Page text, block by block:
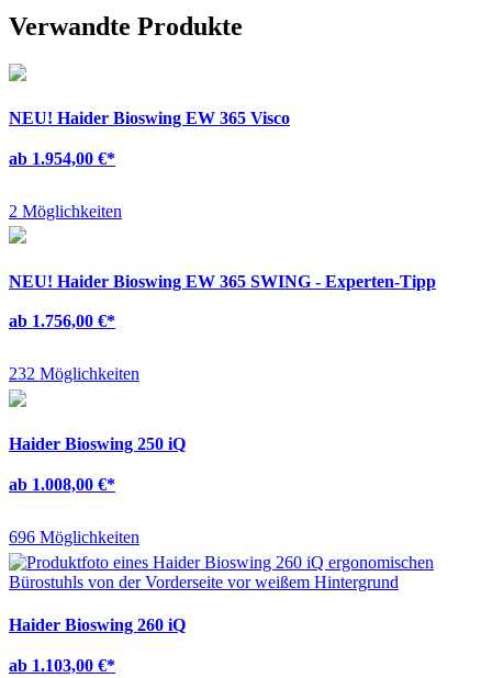
Verwandte Produkte
NEU! Haider Bioswing EW 365 Visco
ab 1.954,00 €*
2 Möglichkeiten
NEU! Haider Bioswing EW 365 SWING - Experten-Tipp
ab 1.756,00 €*
232 Möglichkeiten
Haider Bioswing 250 iQ
ab 1.008,00 €*
696 Möglichkeiten
Haider Bioswing 260 iQ
ab 1.103,00 €*